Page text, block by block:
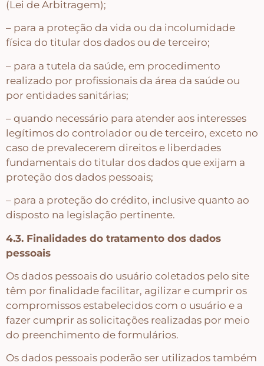
(Lei de Arbitragem);
– para a proteção da vida ou da incolumidade
física do titular dos dados ou de terceiro;
– para a tutela da saúde, em procedimento
realizado por profissionais da área da saúde ou
por entidades sanitárias;
– quando necessário para atender aos interesses
legítimos do controlador ou de terceiro, exceto no
caso de prevalecerem direitos e liberdades
fundamentais do titular dos dados que exijam a
proteção dos dados pessoais;
– para a proteção do crédito, inclusive quanto ao
disposto na legislação pertinente.
4.3. Finalidades do tratamento dos dados
pessoais
Os dados pessoais do usuário coletados pelo site
têm por finalidade facilitar, agilizar e cumprir os
compromissos estabelecidos com o usuário e a
fazer cumprir as solicitações realizadas por meio
do preenchimento de formulários.
Os dados pessoais poderão ser utilizados também